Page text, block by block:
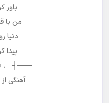
باور
من با
دنیا
پیدا
├───
آهنگی از